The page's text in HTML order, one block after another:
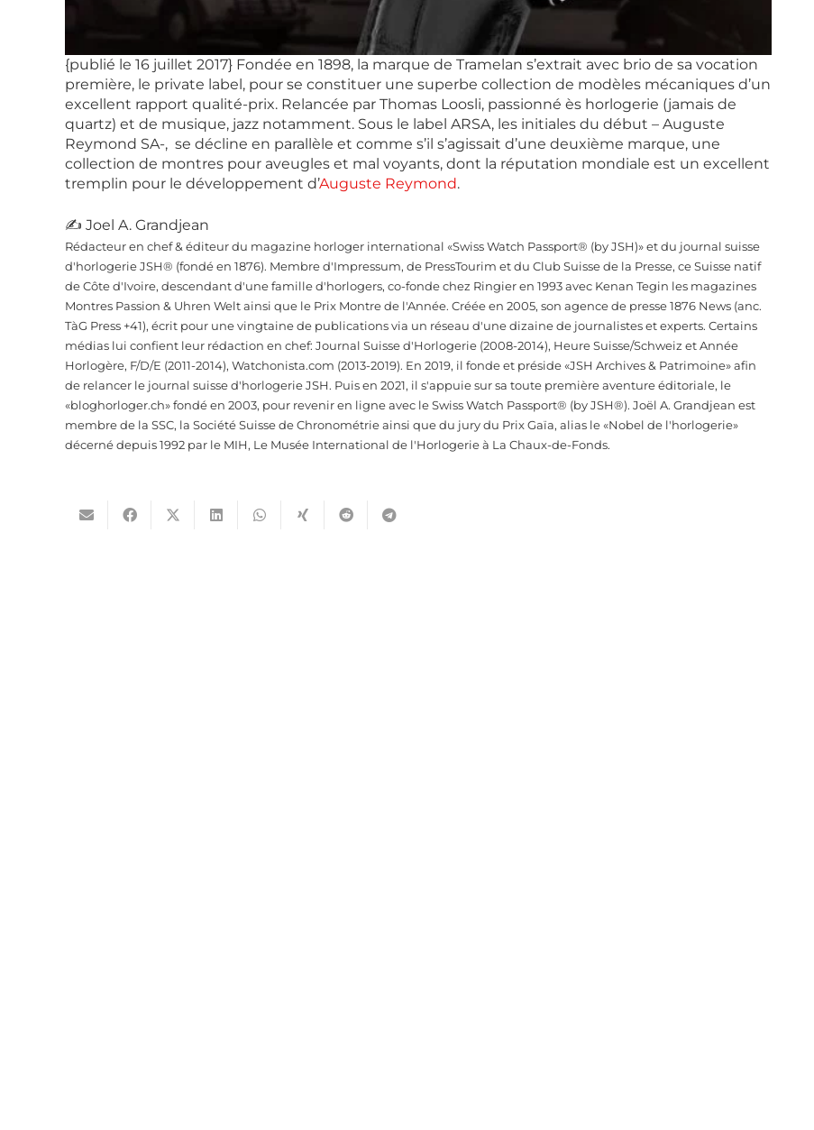
{publié le 16 juillet 2017} Fondée en 1898, la marque de Tramelan s’extrait avec brio de sa vocation
première, le private label, pour se constituer une superbe collection de modèles mécaniques d’un
excellent rapport qualité-prix. Relancée par Thomas Loosli, passionné ès horlogerie (jamais de
quartz) et de musique, jazz notamment. Sous le label ARSA, les initiales du début – Auguste
Reymond SA-, se décline en parallèle et comme s’il s’agissait d’une deuxième marque, une
collection de montres pour aveugles et mal voyants, dont la réputation mondiale est un excellent
tremplin pour le développement d’Auguste Reymond.
✍ Joel A. Grandjean
Rédacteur en chef & éditeur du magazine horloger international «Swiss Watch Passport® (by JSH)» et du journal suisse
d'horlogerie JSH® (fondé en 1876). Membre d'Impressum, de PressTourim et du Club Suisse de la Presse, ce Suisse natif
de Côte d'Ivoire, descendant d'une famille d'horlogers, co-fonde chez Ringier en 1993 avec Kenan Tegin les magazines
Montres Passion & Uhren Welt ainsi que le Prix Montre de l'Année. Créée en 2005, son agence de presse 1876 News (anc.
TàG Press +41), écrit pour une vingtaine de publications via un réseau d'une dizaine de journalistes et experts. Certains
médias lui confient leur rédaction en chef: Journal Suisse d'Horlogerie (2008-2014), Heure Suisse/Schweiz et Année
Horlogère, F/D/E (2011-2014), Watchonista.com (2013-2019). En 2019, il fonde et préside «JSH Archives & Patrimoine» afin
de relancer le journal suisse d'horlogerie JSH. Puis en 2021, il s'appuie sur sa toute première aventure éditoriale, le
«bloghorloger.ch» fondé en 2003, pour revenir en ligne avec le Swiss Watch Passport® (by JSH®). Joël A. Grandjean est
membre de la SSC, la Société Suisse de Chronométrie ainsi que du jury du Prix Gaïa, alias le «Nobel de l'horlogerie»
décerné depuis 1992 par le MIH, Le Musée International de l'Horlogerie à La Chaux-de-Fonds.